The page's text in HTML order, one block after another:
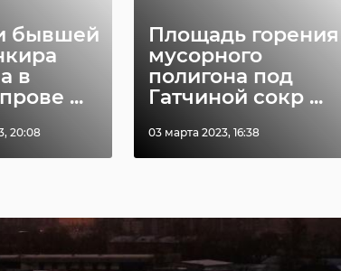
бывшей
в
...
20:08
Площадь горения
мусорного
полигона под
Гатчиной сокр ...
03 марта 2023, 16:38